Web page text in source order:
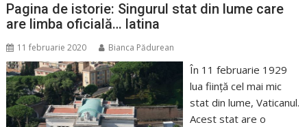
Pagina de istorie: Singurul stat din lume care
are limba oficială… latina
11 februarie 2020 Bianca Pădurean
În 11 februarie 1929
lua ființă cel mai mic
stat din lume, Vaticanul.
Acest stat are o